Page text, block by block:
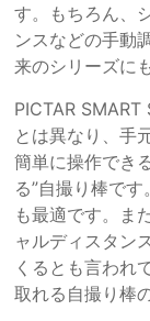
す。もちろん、
ンスなどの手動
来のシリーズに
PICTAR SMART
とは異なり、手
簡単に操作でき
る”自撮り棒で
も最適です。ま
ャルディスタン
くるとも言われ
取れる自撮り棒